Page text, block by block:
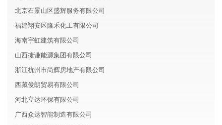
北京石景山区盛辉服务有限公司
福建翔安区隆禾化工有限公司
海南宇虹建筑有限公司
山西捷谦能源集团有限公司
浙江杭州市尚辉房地产有限公司
西藏俊朗贸易有限公司
河北立达环保有限公司
广西众达智能制造有限公司